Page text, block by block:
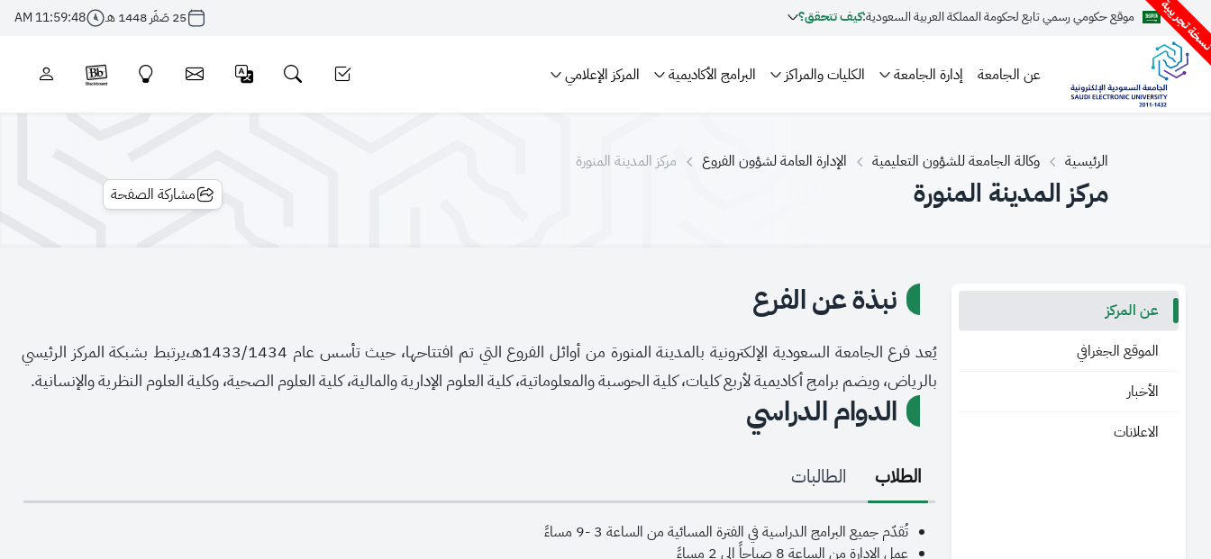
تجريبية موقع حكومي رسمي تابع لحكومة المملكة العربية السعودية:كيف تتحقق؟ 25 صَفَر 1448 هـ 11:59:48 AM
عن الجامعة إدارة الجامعة الكليات والمراكز البرامج الأكاديمية المركز الإعلامي
الرئيسية وكالة الجامعة للشؤون التعليمية الإدارة العامة لشؤون الفروع مركز المدينة المنورة
مركز المدينة المنورة مشاركة الصفحة
عن المركز
الموقع الجغرافي
الأخبار
الاعلانات
نبذة عن الفرع
يُعد فرع الجامعة السعودية الإلكترونية بالمدينة المنورة من أوائل الفروع التي تم افتتاحها، حيث تأسس عام 1433/1434هـ،يرتبط بشبكة المركز الرئيسي
بالرياض، ويضم برامج أكاديمية لأربع كليات، كلية الحوسبة والمعلوماتية، كلية العلوم الإدارية والمالية، كلية العلوم الصحية، وكلية العلوم النظرية والإنسانية.
الدوام الدراسي
الطلاب الطالبات
تُقدّم جميع البرامج الدراسية في الفترة المسائية من الساعة 3 -9 مساءً
عمل الإدارة من الساعة 8 صباحاً الى 2 مساءً